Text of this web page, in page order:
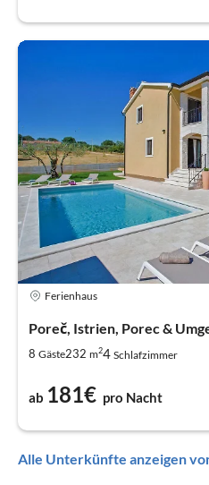
Ferienhaus
Poreč, Istrien, Porec &
8 Gäste232 m24 Schlafzimmer
ab 181€ pro Nacht
Alle Unterkünfte anzeigen